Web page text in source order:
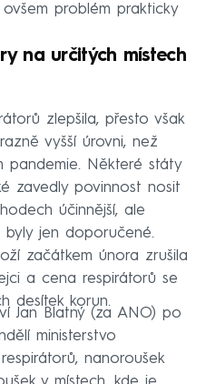
problém prakticky
na určitých místech
zlepšila, přesto však
vyšší úrovni, než
pandemie. Některé státy
zavedly povinnost nosit
účinnější, ale
byly jen doporučené.
začátkem února zrušila
a cena respirátorů se
desítek korun.
Jan Blatný (za ANO) po
ministerstvo
nanoroušek